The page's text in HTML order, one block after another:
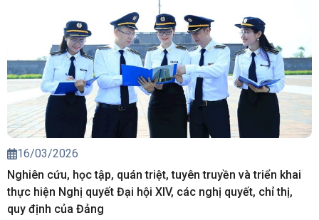
16/03/2026
Nghiên cứu, học tập, quán triệt, tuyên truyền và triển khai
thực hiện Nghị quyết Đại hội XIV, các nghị quyết, chỉ thị,
quy định của Đảng